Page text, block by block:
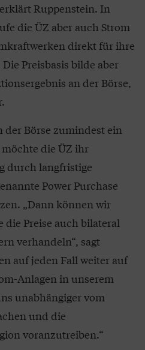
Ruppenstein. In
die ÜZ aber auch Strom
direkt für ihre
Preisbasis bilde aber
an der Börse,
Börse zumindest ein
die ÜZ ihr
durch langfristige
Power Purchase
„Dann können wir
die Preise auch bilateral
verhandeln“, sagt
auf jeden Fall weiter auf
Anlagen in unserem
unabhängiger vom
und die
voranzutreiben.“